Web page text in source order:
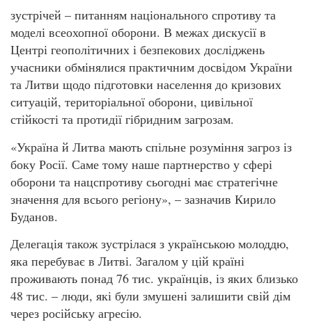
зустрічей – питанням національного спротиву та
моделі всеохопної оборони. В межах дискусії в
Центрі геополітичних і безпекових досліджень
учасники обмінялися практичним досвідом України
та Литви щодо підготовки населення до кризових
ситуацій, територіальної оборони, цивільної
стійкості та протидії гібридним загрозам.
«Україна й Литва мають спільне розуміння загроз із
боку Росії. Саме тому наше партнерство у сфері
оборони та нацспротиву сьогодні має стратегічне
значення для всього регіону», – зазначив Кирило
Буданов.
Делегація також зустрілася з українською молоддю,
яка перебуває в Литві. Загалом у цій країні
проживають понад 76 тис. українців, із яких близько
48 тис. – люди, які були змушені залишити свій дім
через російську агресію.